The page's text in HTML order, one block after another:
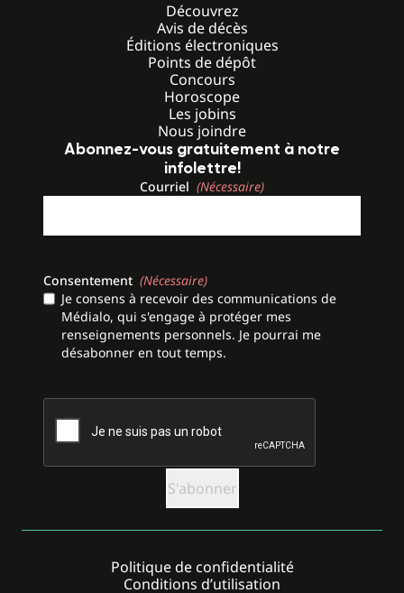
Découvrez
Avis de décès
Éditions électroniques
Points de dépôt
Concours
Horoscope
Les jobins
Nous joindre
Abonnez-vous gratuitement à notre
infolettre!
Courriel (Nécessaire)
Consentement (Nécessaire)
Je consens à recevoir des communications de
Médialo, qui s'engage à protéger mes
renseignements personnels. Je pourrai me
désabonner en tout temps.
Politique de confidentialité
Conditions d’utilisation